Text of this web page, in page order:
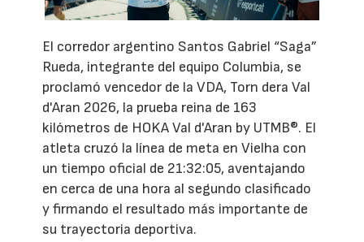
El corredor argentino Santos Gabriel “Saga”
Rueda, integrante del equipo Columbia, se
proclamó vencedor de la VDA, Torn dera Val
d'Aran 2026, la prueba reina de 163
kilómetros de HOKA Val d'Aran by UTMB®. El
atleta cruzó la línea de meta en Vielha con
un tiempo oficial de 21:32:05, aventajando
en cerca de una hora al segundo clasificado
y firmando el resultado más importante de
su trayectoria deportiva.